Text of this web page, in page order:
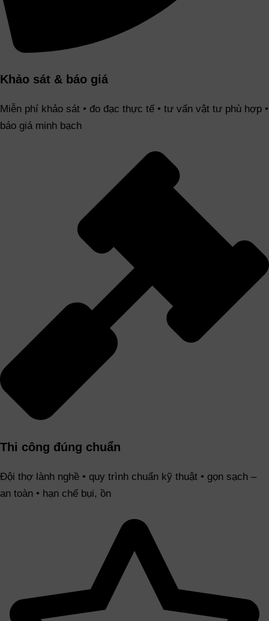
Khảo sát & báo giá
Miễn phí khảo sát • đo đạc thực tế • tư vấn vật tư phù hợp •
báo giá minh bạch
Thi công đúng chuẩn
Đội thợ lành nghề • quy trình chuẩn kỹ thuật • gọn sạch –
an toàn • hạn chế bụi, ồn